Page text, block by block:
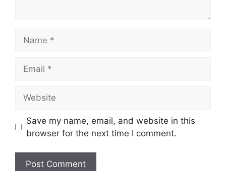
Save my name, email, and website in this
browser for the next time I comment.